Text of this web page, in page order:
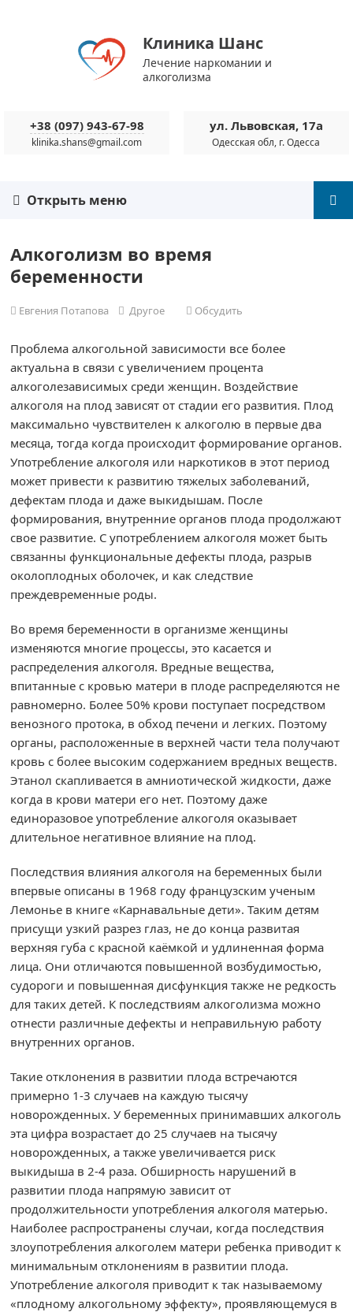
Клиника Шанс
Лечение наркомании и
алкоголизма
+38 (097) 943-67-98
klinika.shans@gmail.com
ул. Львовская, 17а
Одесская обл, г. Одесса
Открыть меню
Алкоголизм во время
беременности
Евгения Потапова Другое Обсудить
Проблема алкогольной зависимости все более
актуальна в связи с увеличением процента
алкоголезависимых среди женщин. Воздействие
алкоголя на плод зависят от стадии его развития. Плод
максимально чувствителен к алкоголю в первые два
месяца, тогда когда происходит формирование органов.
Употребление алкоголя или наркотиков в этот период
может привести к развитию тяжелых заболеваний,
дефектам плода и даже выкидышам. После
формирования, внутренние органов плода продолжают
свое развитие. С употреблением алкоголя может быть
связанны функциональные дефекты плода, разрыв
околоплодных оболочек, и как следствие
преждевременные роды.
Во время беременности в организме женщины
изменяются многие процессы, это касается и
распределения алкоголя. Вредные вещества,
впитанные с кровью матери в плоде распределяются не
равномерно. Более 50% крови поступает посредством
венозного протока, в обход печени и легких. Поэтому
органы, расположенные в верхней части тела получают
кровь с более высоким содержанием вредных веществ.
Этанол скапливается в амниотической жидкости, даже
когда в крови матери его нет. Поэтому даже
единоразовое употребление алкоголя оказывает
длительное негативное влияние на плод.
Последствия влияния алкоголя на беременных были
впервые описаны в 1968 году французским ученым
Лемонье в книге «Карнавальные дети». Таким детям
присущи узкий разрез глаз, не до конца развитая
верхняя губа с красной каёмкой и удлиненная форма
лица. Они отличаются повышенной возбудимостью,
судороги и повышенная дисфункция также не редкость
для таких детей. К последствиям алкоголизма можно
отнести различные дефекты и неправильную работу
внутренних органов.
Такие отклонения в развитии плода встречаются
примерно 1-3 случаев на каждую тысячу
новорожденных. У беременных принимавших алкоголь
эта цифра возрастает до 25 случаев на тысячу
новорожденных, а также увеличивается риск
выкидыша в 2-4 раза. Обширность нарушений в
развитии плода напрямую зависит от
продолжительности употребления алкоголя матерью.
Наиболее распространены случаи, когда последствия
злоупотребления алкоголем матери ребенка приводит к
минимальным отклонениям в развитии плода.
Употребление алкоголя приводит к так называемому
«плодному алкогольному эффекту», проявляющемуся в